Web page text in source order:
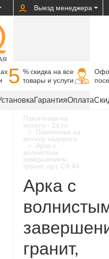
Выезд менеджера
5 % cкидка на все
товары и услуги
ГарантияОплата
Памятники на
могилу - 2q.ru
Памятники на
могилу недорого
Арка с
волнистым
завершением,
гранит, арт. CA.44
Арка с
гранит,